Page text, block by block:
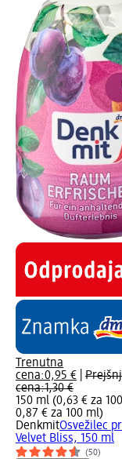
Trenutna
cena:0,95 €
cena:1,30 €
150 ml (0,63 € za 100
0,87 € za 100 ml)
DenkmitOsvežilec
Velvet Bliss, 150 ml
(50)